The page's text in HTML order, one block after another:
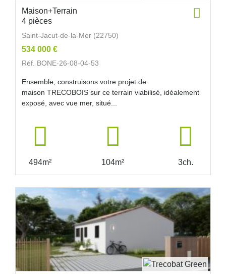
Maison+Terrain
4 pièces
Saint-Jacut-de-la-Mer (22750)
534 000 €
Réf. BONE-26-08-04-53
Ensemble, construisons votre projet de
maison TRECOBOIS sur ce terrain viabilisé, idéalement
exposé, avec vue mer, situé...
494m² 104m² 3ch.